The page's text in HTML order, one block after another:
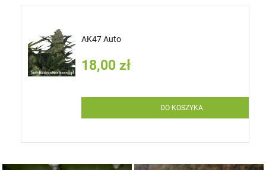
AK47 Auto
18,00 zł
DO KOSZYKA